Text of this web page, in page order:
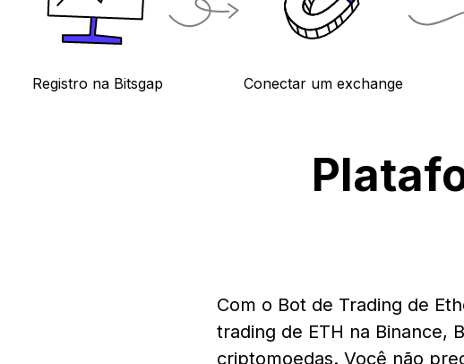
Registro na Bitsgap Conectar um exchange
Com o Bot de Trading de
trading de ETH na Binance,
criptomoedas. Você não